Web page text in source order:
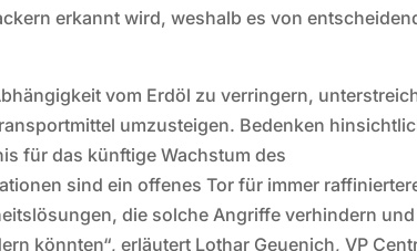
erkannt wird, weshalb es von
vom Erdöl zu verringern,
umzusteigen. Bedenken
für das künftige Wachstum des
sind ein offenes Tor für immer
die solche Angriffe verhindern
könnten“, erläutert Lothar Geuenich, VP